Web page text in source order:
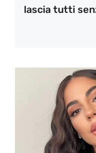
lascia tutti